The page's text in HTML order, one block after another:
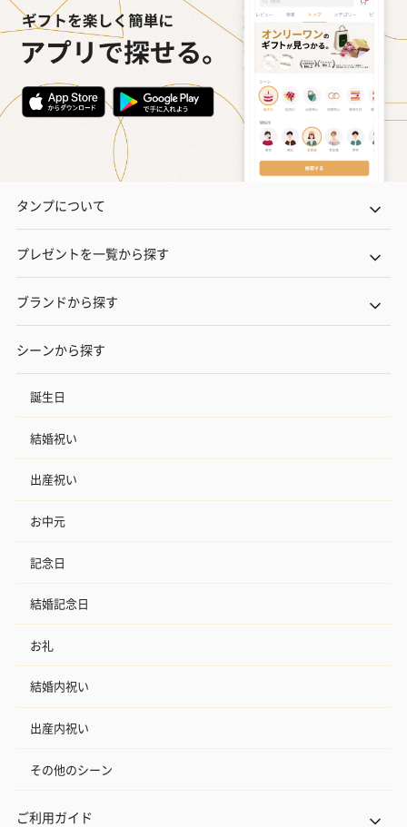
タンプについて
プレゼントを一覧から探す
ブランドから探す
シーンから探す
誕生日
結婚祝い
出産祝い
お中元
記念日
結婚記念日
お礼
結婚内祝い
出産内祝い
その他のシーン
ご利用ガイド